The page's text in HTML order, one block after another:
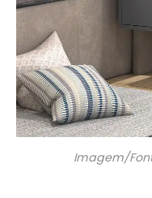
Imagem/